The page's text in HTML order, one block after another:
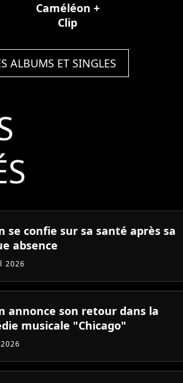
Caméléon +
Clip
ALBUMS ET SINGLES
se confie sur sa santé après sa
absence
2026
annonce son retour dans la
musicale "Chicago"